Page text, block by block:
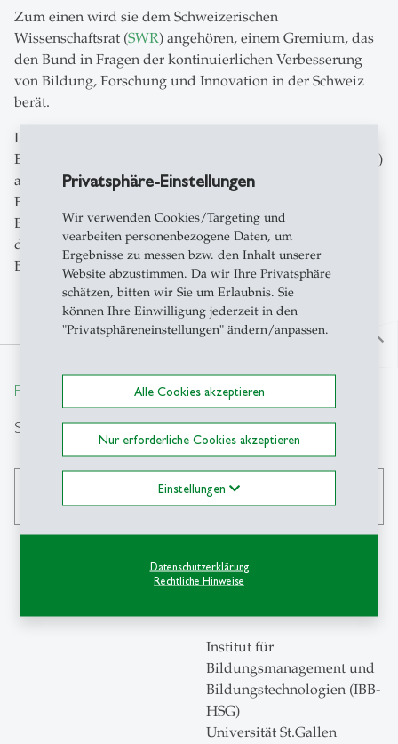
Privatsphäre-Einstellungen
Wir verwenden Cookies/Targeting und
vearbeiten personenbezogene Daten, um
Ergebnisse zu messen bzw. den Inhalt unserer
Website abzustimmen. Da wir Ihre Privatsphäre
schätzen, bitten wir Sie um Erlaubnis. Sie
können Ihre Einwilligung jederzeit in den
"Privatsphäreneinstellungen" ändern/anpassen.
Alle Cookies akzeptieren
Nur erforderliche Cookies akzeptieren
Einstellungen
Datenschutzerklärung
Rechtliche Hinweise
Zum einen wird sie dem Schweizerischen
Wissenschaftsrat (SWR) angehören, einem Gremium, das
den Bund in Fragen der kontinuierlichen Verbesserung
von Bildung, Forschung und Innovation in der Schweiz
berät.
Darüber hinaus wird Sabine Seufert auch dem Rat der
Eidgenössischen Hochschule für Berufsbildung (
)
angehören. Der EHB-Rat ist das strategische
Führungsorgan der Eidgenössischen Hochschule für
Berufsbildung und spielt eine entscheidende Rolle bei
der Gestaltung der Ausrichtung und Entwicklung dieser
Bildungseinrichtung.
north
From insight to impact.
Suche
Institut für
Bildungsmanagement und
Bildungstechnologien (IBB-
HSG)
Universität St.Gallen